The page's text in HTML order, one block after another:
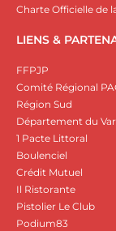
Charte Officielle de
LIENS &
FFPJP
Comité Régional
Région Sud
Département du Var
1 Pacte Littoral
Boulenciel
Crédit Mutuel
Il Ristorante
Pistolier Le Club
Podium83